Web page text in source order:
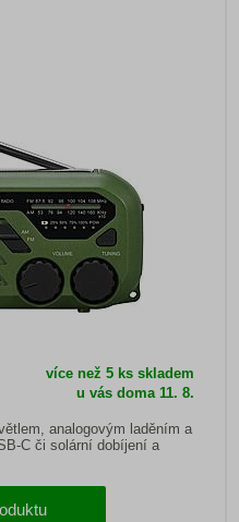
více než 5 ks skladem
u vás doma11. 8.
analogovým laděním a
C či solární dobíjení a